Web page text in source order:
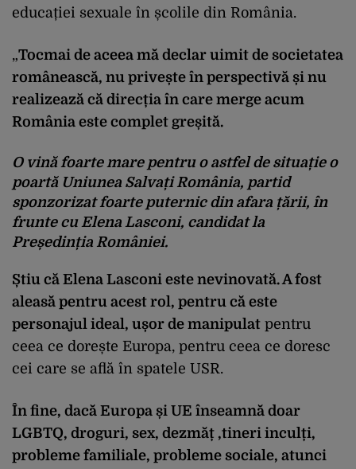
educației sexuale în școlile din România.
„Tocmai de aceea mă declar uimit de societatea
românească, nu privește în perspectivă și nu
realizează că direcția în care merge acum
România este complet greșită.
O vină foarte mare pentru o astfel de situație o
poartă Uniunea Salvați România, partid
sponzorizat foarte puternic din afara țării, în
frunte cu Elena Lasconi, candidat la
Președinția României.
Știu că Elena Lasconi este nevinovată. A fost
aleasă pentru acest rol, pentru că este
personajul ideal, ușor de manipulat pentru
ceea ce dorește Europa, pentru ceea ce doresc
cei care se află în spatele USR.
În fine, dacă Europa și UE înseamnă doar
LGBTQ, droguri, sex, dezmăț ,tineri inculți,
probleme familiale, probleme sociale, atunci